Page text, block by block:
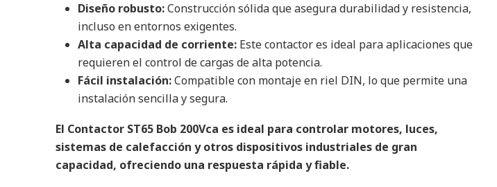
Diseño robusto:Construcción sólida que asegura durabilidad y resistencia,
incluso en entornos exigentes.
Alta capacidad de corriente: Este contactor es ideal para aplicaciones que
requieren el control de cargas de alta potencia.
Fácil instalación:Compatible con montaje en riel DIN, lo que permite una
instalación sencilla y segura.
El Contactor ST65 Bob 200Vca es ideal para controlar motores, luces,
sistemas de calefacción y otros dispositivos industriales de gran
capacidad, ofreciendo una respuesta rápida y fiable.